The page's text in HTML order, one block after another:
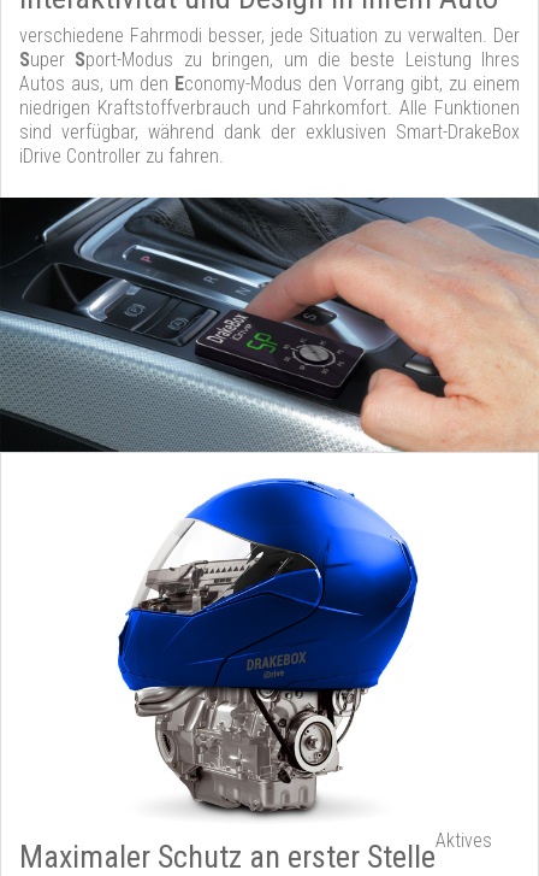
verschiedene Fahrmodi besser, jede Situation zu verwalten. Der
Super Sport-Modus zu bringen, um die beste Leistung Ihres
Autos aus, um den Economy-Modus den Vorrang gibt, zu einem
niedrigen Kraftstoffverbrauch und Fahrkomfort. Alle Funktionen
sind verfügbar, während dank der exklusiven Smart-DrakeBox
iDrive Controller zu fahren.
Maximaler Schutz an erster StelleAktives